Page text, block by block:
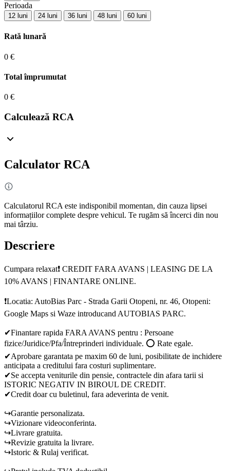
Perioada
12 luni 24 luni 36 luni 48 luni 60 luni
Rată lunară
0 €
Total împrumutat
0 €
Calculează RCA
Calculator RCA
Calculatorul RCA este indisponibil momentan, din cauza lipsei
informațiilor complete despre vehicul. Te rugăm să încerci din nou
mai târziu.
Descriere
Cumpara relaxat❗ CREDIT FARA AVANS | LEASING DE LA
10% AVANS | FINANTARE ONLINE.
❗Locatia: AutoBias Parc - Strada Garii Otopeni, nr. 46, Otopeni:
Google Maps si Waze introducand AUTOBIAS PARC.
✔Finantare rapida FARA AVANS pentru : Persoane
fizice/Juridice/Pfa/Întreprinderi individuale. ⭕ Rate egale.
✔Aprobare garantata pe maxim 60 de luni, posibilitate de inchidere
anticipata a creditului fara costuri suplimentare.
✔Se accepta veniturile din pensie, contractele din afara tarii si
ISTORIC NEGATIV IN BIROUL DE CREDIT.
✔Credit doar cu buletinul, fara adeverinta de venit.
↪Garantie personalizata.
↪Vizionare videoconferinta.
↪Livrare gratuita.
↪Revizie gratuita la livrare.
↪Istoric & Rulaj verificat.